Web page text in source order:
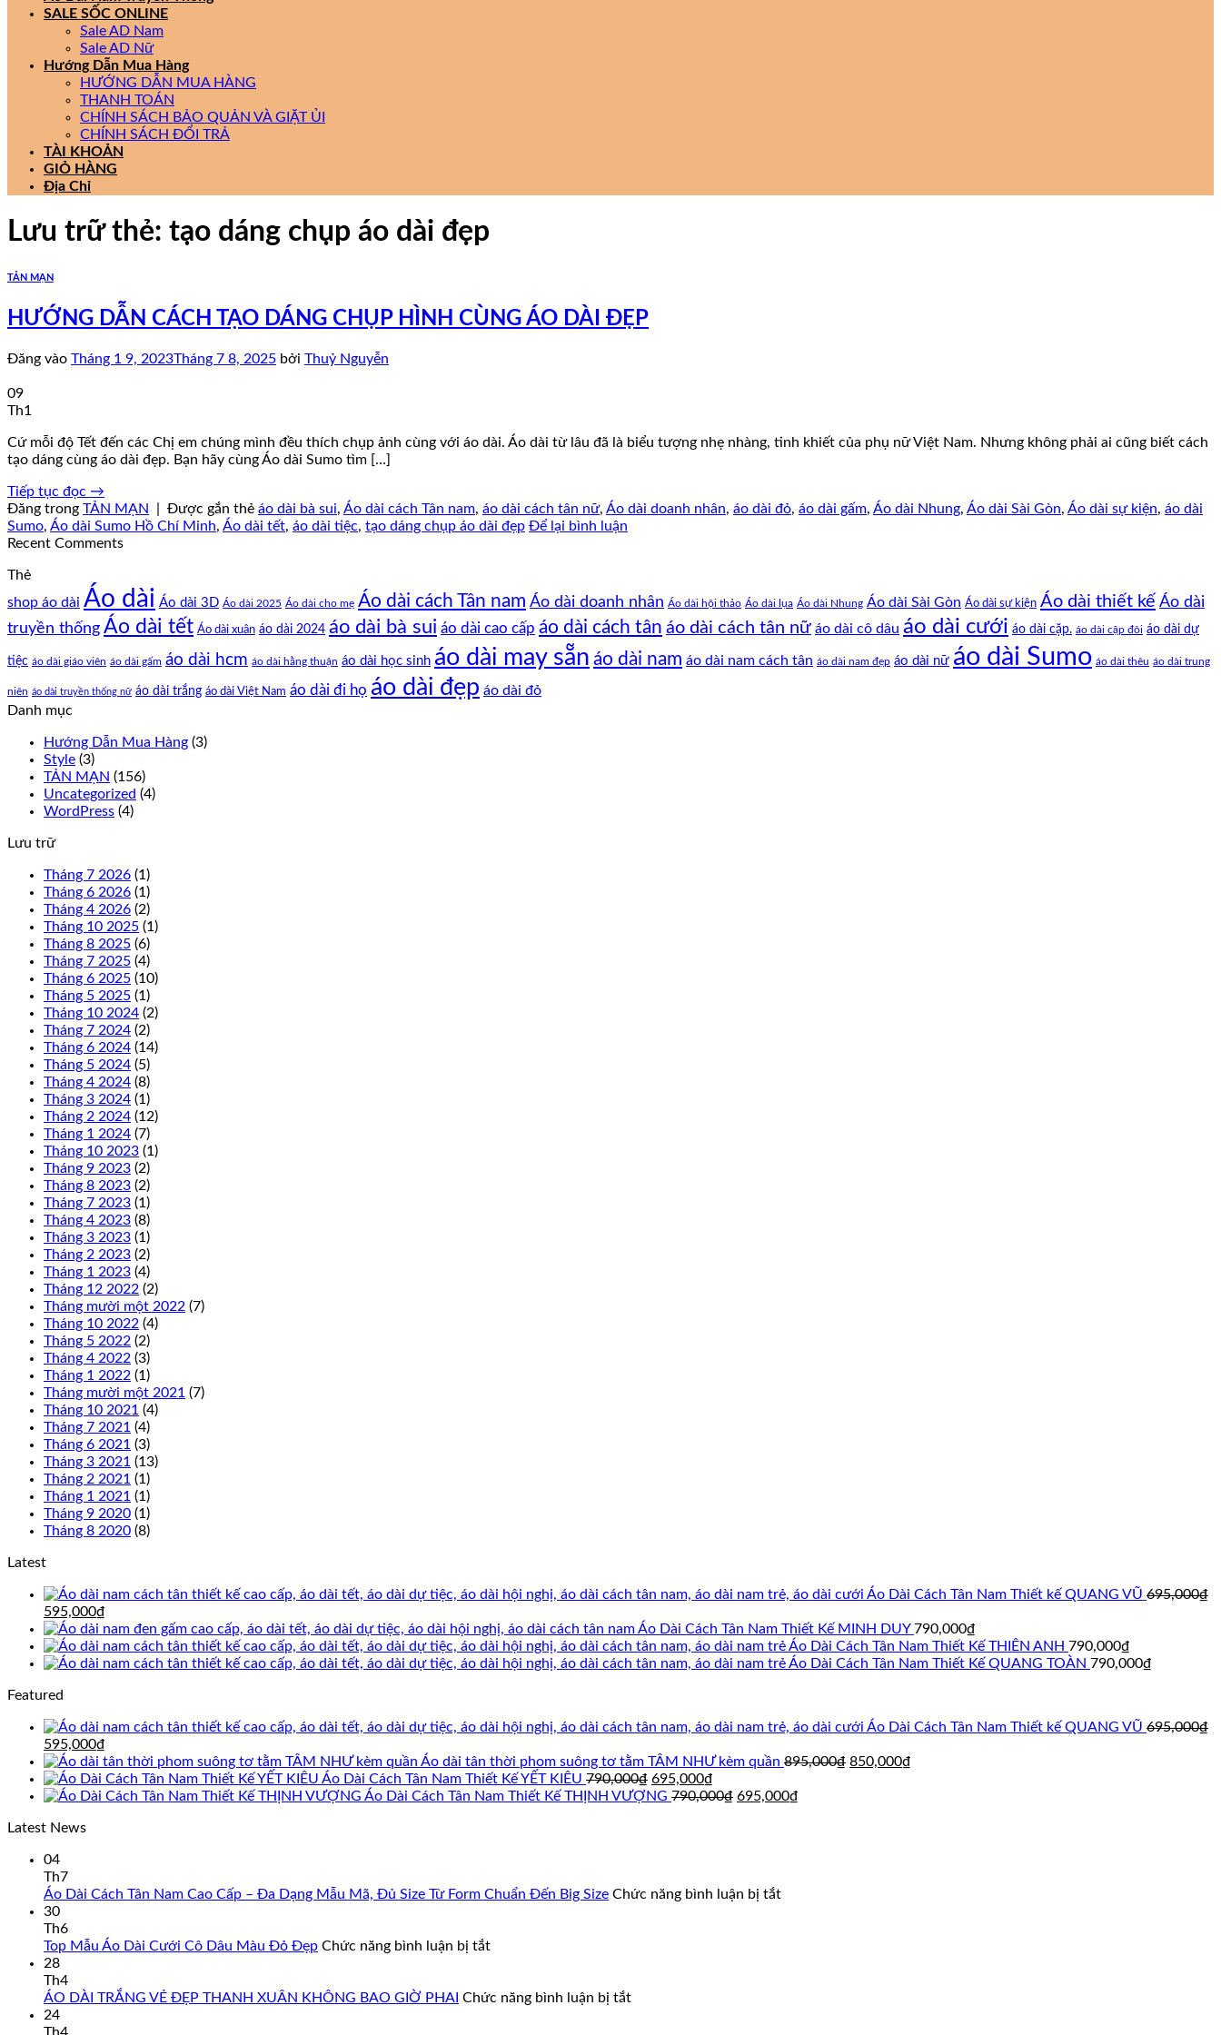
SALE SỐC ONLINE
Sale AD Nam
Sale AD Nữ
Hướng Dẫn Mua Hàng
HƯỚNG DẪN MUA HÀNG
THANH TOÁN
CHÍNH SÁCH BẢO QUẢN VÀ GIẶT ỦI
CHÍNH SÁCH ĐỔI TRẢ
TÀI KHOẢN
GIỎ HÀNG
Địa Chỉ
Lưu trữ thẻ: tạo dáng chụp áo dài đẹp
TẢN MẠN
HƯỚNG DẪN CÁCH TẠO DÁNG CHỤP HÌNH CÙNG ÁO DÀI ĐẸP
Đăng vào Tháng 1 9, 2023Tháng 7 8, 2025 bởi Thuỷ Nguyễn
09
Th1
Cứ mỗi độ Tết đến các Chị em chúng mình đều thích chụp ảnh cùng với áo dài. Áo dài từ lâu đã là biểu tượng nhẹ nhàng, tinh khiết của phụ nữ Việt Nam. Nhưng không phải ai cũng biết cách
tạo dáng cùng áo dài đẹp. Bạn hãy cùng Áo dài Sumo tìm […]
Tiếp tục đọc →
Đăng trong TẢN MẠN Được gắn thẻ áo dài bà sui, Áo dài cách Tân nam, áo dài cách tân nữ, Áo dài doanh nhân, áo dài đỏ, áo dài gấm, Áo dài Nhung, Áo dài Sài Gòn, Áo dài sự kiện, áo dài
Sumo, Áo dài Sumo Hồ Chí Minh, Áo dài tết, áo dài tiệc, tạo dáng chụp áo dài đẹp Để lại bình luận
Recent Comments
Thẻ
shop áo dài Áo dài Áo dài 3D Áo dài 2025 Áo dài cho mẹ Áo dài cách Tân nam Áo dài doanh nhân Áo dài hội thảo Áo dài lụa Áo dài Nhung Áo dài Sài Gòn Áo dài sự kiện Áo dài thiết kế Áo dài
truyền thống Áo dài tết Áo dài xuân áo dài 2024 áo dài bà sui áo dài cao cấp áo dài cách tân áo dài cách tân nữ áo dài cô dâu áo dài cưới áo dài cặp. áo dài cặp đôi áo dài dự
tiệc áo dài giáo viên áo dài gấm áo dài hcm áo dài hằng thuận áo dài học sinh áo dài may sẵn áo dài nam áo dài nam cách tân áo dài nam đẹp áo dài nữ áo dài Sumo áo dài thêu áo dài trung
niên áo dài truyền thống nữ áo dài trắng áo dài Việt Nam áo dài đi họ áo dài đẹp áo dài đỏ
Danh mục
Hướng Dẫn Mua Hàng (3)
Style (3)
TẢN MẠN (156)
Uncategorized (4)
WordPress (4)
Lưu trữ
Tháng 7 2026 (1)
Tháng 6 2026 (1)
Tháng 4 2026 (2)
Tháng 10 2025 (1)
Tháng 8 2025 (6)
Tháng 7 2025 (4)
Tháng 6 2025 (10)
Tháng 5 2025 (1)
Tháng 10 2024 (2)
Tháng 7 2024 (2)
Tháng 6 2024 (14)
Tháng 5 2024 (5)
Tháng 4 2024 (8)
Tháng 3 2024 (1)
Tháng 2 2024 (12)
Tháng 1 2024 (7)
Tháng 10 2023 (1)
Tháng 9 2023 (2)
Tháng 8 2023 (2)
Tháng 7 2023 (1)
Tháng 4 2023 (8)
Tháng 3 2023 (1)
Tháng 2 2023 (2)
Tháng 1 2023 (4)
Tháng 12 2022 (2)
Tháng mười một 2022 (7)
Tháng 10 2022 (4)
Tháng 5 2022 (2)
Tháng 4 2022 (3)
Tháng 1 2022 (1)
Tháng mười một 2021 (7)
Tháng 10 2021 (4)
Tháng 7 2021 (4)
Tháng 6 2021 (3)
Tháng 3 2021 (13)
Tháng 2 2021 (1)
Tháng 1 2021 (1)
Tháng 9 2020 (1)
Tháng 8 2020 (8)
Latest
Áo Dài Cách Tân Nam Thiết kế QUANG VŨ 695,000₫
Giá
gốc
là:
695,000₫.
595,000₫
hiện
tại
là:
Áo Dài Cách Tân Nam Thiết Kế MINH DUY 790,000₫
Áo Dài Cách Tân Nam Thiết Kế THIÊN ANH 790,000₫
Áo Dài Cách Tân Nam Thiết Kế QUANG TOÀN 790,000₫
Featured
Áo Dài Cách Tân Nam Thiết kế QUANG VŨ 695,000₫
Giá
gốc
là:
695,000₫.
595,000₫
hiện
tại
là:
Áo dài tân thời phom suông tơ tằm TÂM NHƯ kèm quần 895,000₫ Giá
850,000₫
Áo Dài Cách Tân Nam Thiết Kế YẾT KIÊU 790,000₫ Giá
gốc
695,000₫
hiện
Áo Dài Cách Tân Nam Thiết Kế THỊNH VƯỢNG 790,000₫ Giá
695,000₫
Latest News
04
Th7
Áo Dài Cách Tân Nam Cao Cấp – Đa Dạng Mẫu Mã, Đủ Size Từ Form Chuẩn Đến Big Size Chức năng bình luận bị tắtở
30
Th6
Top Mẫu Áo Dài Cưới Cô Dâu Màu Đỏ Đẹp Chức năng bình luận bị tắtở
Áo
28
Th4
ÁO DÀI TRẮNG VẺ ĐẸP THANH XUÂN KHÔNG BAO GIỜ PHAI Chức năng bình luận bị tắtở
24